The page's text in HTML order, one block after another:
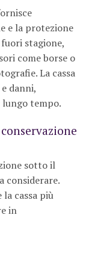
e la protezione
stagione,
come borse o
La cassa
danni,
tempo.
sotto il
considerare.
cassa più
in